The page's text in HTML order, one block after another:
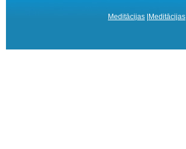
Meditācijas Meditācijas